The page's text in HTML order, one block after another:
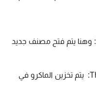
مصنف جديد New Workbook: وهنا يتم فتح مصنف جديد
المصنف الحالي This Workbook: يتم تخزين الماكرو في